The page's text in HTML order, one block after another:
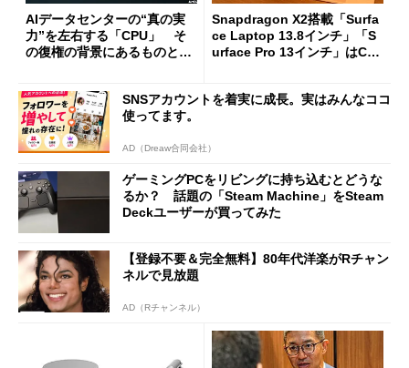
AIデータセンターの“真の実
力”を左右する「CPU」 そ
の復権の背景にあるものと
Snapdragon X2搭載「Surfa
ce Laptop 13.8インチ」「S
urface Pro 13インチ」はCop
た
SNSアカウントを着実に成長。実はみんなココ
使ってます。
AD（Dreaw合同会社）
ゲーミングPCをリビングに持ち込むとどうな
るか？ 話題の「Steam Machine」をSteam
Deckユーザーが買ってみた
【登録不要＆完全無料】80年代洋楽がRチャン
ネルで見放題
AD（Rチャンネル）